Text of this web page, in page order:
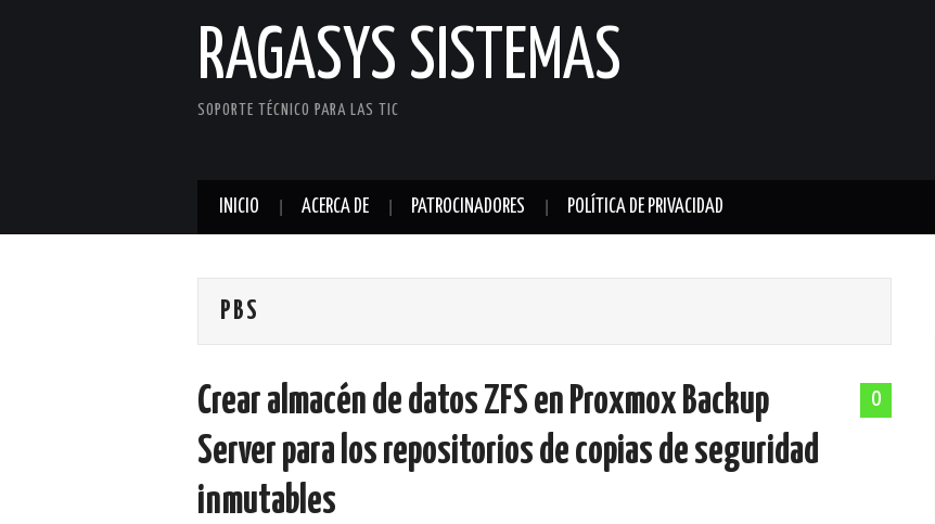
RAGASYS SISTEMAS
SOPORTE TÉCNICO PARA LAS TIC
INICIO ACERCA DE PATROCINADORES POLÍTICA DE PRIVACIDAD
PBS
0
Crear almacén de datos ZFS en Proxmox Backup
Server para los repositorios de copias de seguridad
inmutables